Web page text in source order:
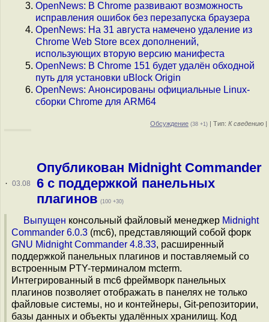
OpenNews: В Chrome развивают возможность
исправления ошибок без перезапуска браузера
OpenNews: На 31 августа намечено удаление из
Chrome Web Store всех дополнений,
использующих вторую версию манифеста
OpenNews: В Chrome 151 будет удалён обходной
путь для установки uBlock Origin
OpenNews: Анонсированы официальные Linux-
сборки Chrome для ARM64
Обсуждение (38 +1) | Тип: К сведению |
· 03.08
Опубликован Midnight Commander
6 c поддержкой панельных
плагинов (100 +30)
Выпущен консольный файловый менеджер Midnight
Commander 6.0.3 (mc6), представляющий собой форк
GNU Midnight Commander 4.8.33, расширенный
поддержкой панельных плагинов и поставляемый со
встроенным PTY-терминалом mcterm.
Интегрированный в mc6 фреймворк панельных
плагинов позволяет отображать в панелях не только
файловые системы, но и контейнеры, Git-репозитории,
базы данных и объекты удалённых хранилищ. Код